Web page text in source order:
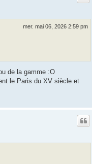
mer. mai 06, 2026 2:59 pm
de la gamme :O
le Paris du XV siècle et